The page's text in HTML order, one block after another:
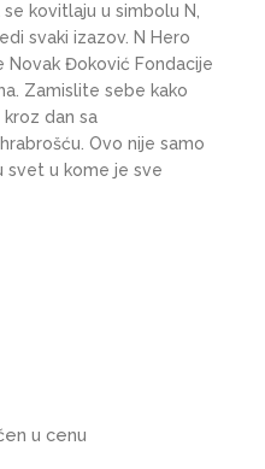
kovitlaju u simbolu N,
svaki izazov. N Hero
Novak Đoković Fondacije
Zamislite sebe kako
dan sa
Ovo nije samo
svet u kome je sve
u cenu